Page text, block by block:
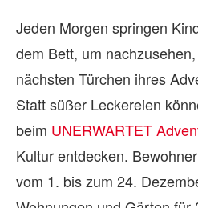
Jeden Morgen springen
dem Bett, um
nächsten Türchen ihres
Statt süßer Leckereien
beim UNERWARTET
Kultur entdecken.
vom 1. bis zum 24.